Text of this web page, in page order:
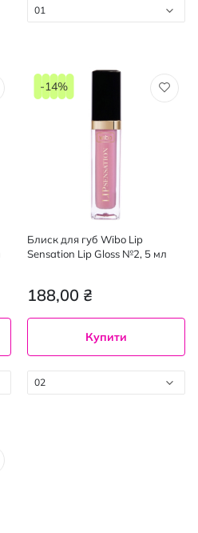
01
Блиск для губ Wibo Lip
Sensation Lip Gloss №2, 5 мл
188,00 ₴
-14%
Купити
02